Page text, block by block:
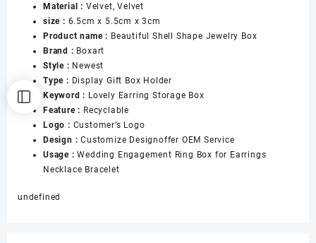
Display
Organizer
Box
for
Necklace
Earrings
量
Material : Velvet, Velvet
size : 6.5cm x 5.5cm x 3cm
Product name : Beautiful Shell Shape Jewelry Box
Brand : Boxart
Style : Newest
Type : Display Gift Box Holder
Keyword : Lovely Earring Storage Box
Feature : Recyclable
Logo : Customer’s Logo
Design :Customize Designoffer OEM Service
Usage :Wedding Engagement Ring Box for Earrings
Necklace Bracelet
undefined